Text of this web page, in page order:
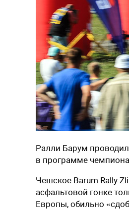
Ралли Барум
в программе
Чешское Barum Rally
асфальтовой гонке
Европы, обильно